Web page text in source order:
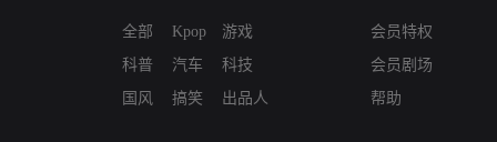
全部
科普
国风
Kpop
汽车
搞笑
游戏
科技
出品人
会员特权
会员剧场
帮助